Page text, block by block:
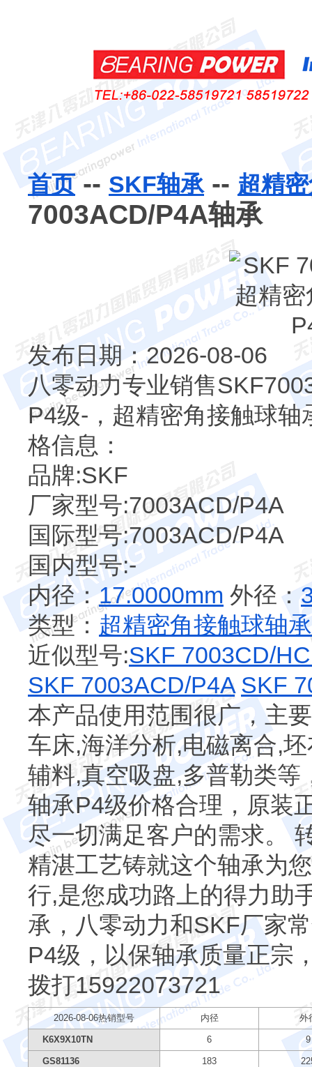
首页-- SKF轴承-- 超精
7003ACD/P4A轴承
发布日期：2026-08-06
八零动力专业销售
P4级-，超精密角接触球
格信息：
品牌:SKF
厂家型号:7003ACD/P4A
国际型号:7003ACD/P4A
国内型号:-
内径： 17.0000mm 外径：
类型： 超精密角接触球轴
近似型号:SKF 7003CD/
SKF 7003ACD/P4A SKF
本产品使用范围很广，主
车床,海洋分析,电磁离合,
辅料,真空吸盘,多普勒类
轴承P4级价格合理，原装
尽一切满足客户的需求。
精湛工艺铸就这个轴承为
行,是您成功路上的得力助
承，八零动力和SKF厂家
P4级，以保轴承质量正宗
拨打15922073721
2026-08-06热销型号 内径 外
K6X9X10TN 6 9
GS81136 183